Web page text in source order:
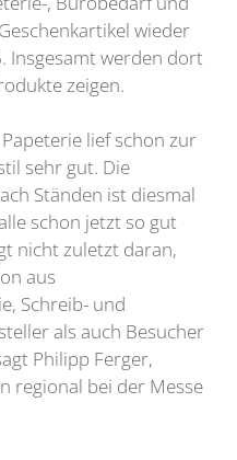
wieder
Insgesamt werden dort
zeigen.
lief schon zur
sehr gut. Die
Ständen ist diesmal
schon jetzt so gut
nicht zuletzt daran,
aus
Schreib- und
als auch Besucher
Philipp Ferger,
regional bei der Messe